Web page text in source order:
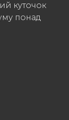
куточок
понад